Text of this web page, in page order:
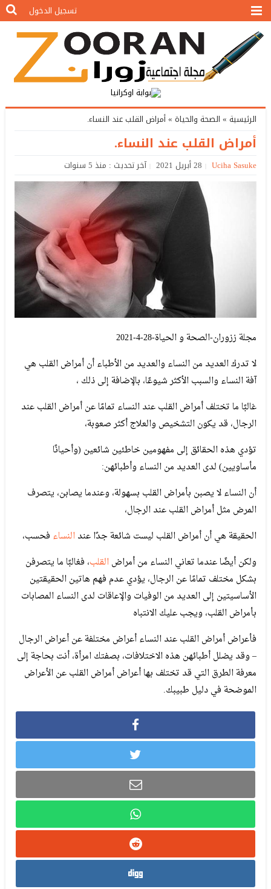
تسجيل الدخول
الرئيسية » الصحة والحياة »أمراض القلب عند النساء.
أمراض القلب عند النساء.
Uciha Sasuke 28 أبريل 2021 آخر تحديث : منذ 5 سنوات
مجلة ززوران-الصحة و الحياة-28-4-2021
لا تدرك العديد من النساء والعديد من الأطباء أن أمراض القلب هي
آفة النساء والسبب الأكثر شيوعًا، بالإضافة إلى ذلك ،
غالبًا ما تختلف أمراض القلب عند النساء تمامًا عن أمراض القلب عند
الرجال، قد يكون التشخيص والعلاج أكثر صعوبة،
تؤدي هذه الحقائق إلى مفهومين خاطئين شائعين (وأحيانًا
مأساويين) لدى العديد من النساء وأطبائهن:
أن النساء لا يصبن بأمراض القلب بسهولة، وعندما يصابن، يتصرف
المرض مثل أمراض القلب عند الرجال،
الحقيقة هي أن أمراض القلب ليست شائعة جدًا عندالنساء فحسب،
ولكن أيضًا عندما تعاني النساء من أمراضالقلب، فغالبًا ما يتصرفن
بشكل مختلف تمامًا عن الرجال، يؤدي عدم فهم هاتين الحقيقتين
الأساسيتين إلى العديد من الوفيات والإعاقات لدى النساء المصابات
بأمراض القلب، ويجب عليك الانتباه
فأعراض أمراض القلب عند النساء أعراض مختلفة عن أعراض الرجال
– وقد يضلل أطبائهن هذه الاختلافات، بصفتك امرأة، أنت بحاجة إلى
معرفة الطرق التي قد تختلف بها أعراض أمراض القلب عن الأعراض
الموضحة في دليل طبيبك.